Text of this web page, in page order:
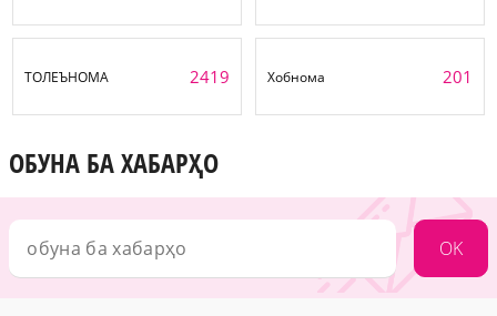
ТОЛЕЪНОМА 2419 Хобнома 201
ОБУНА БА ХАБАРҲО
OK